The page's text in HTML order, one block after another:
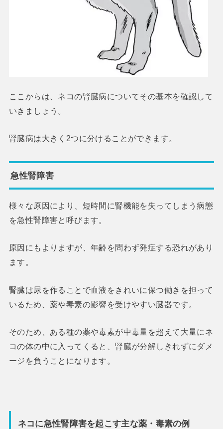
ここからは、ネコの腎臓病についてその基本を確認して
いきましょう。
腎臓病は大きく2つに分けることができます。
急性腎障害
様々な原因により、短時間に腎機能を失ってしまう病態
を急性腎障害と呼びます。
原因にもよりますが、年齢を問わず発症する恐れがあり
ます。
腎臓は尿を作ることで血液をきれいに保つ働きを担って
いるため、薬や毒素の影響を受けやすい臓器です。
そのため、ある種の薬や毒素が中毒量を超えて大量にネ
コの体の中に入ってくると、腎臓が分解しきれずにダメ
ージを負うことになります。
ネコに急性腎障害を起こす主な薬・毒素の例